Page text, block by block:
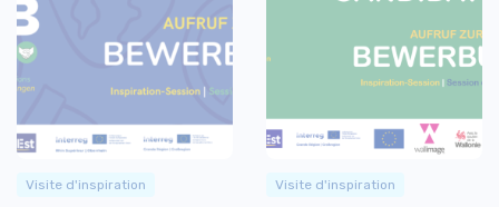
Visite d'inspiration Visite d'inspiration